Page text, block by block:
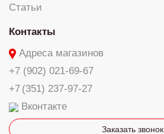
Статьи
Контакты
Адреса магазинов
+7 (902) 021-69-67
+7 (351) 237-97-27
Вконтакте
Заказать звонок